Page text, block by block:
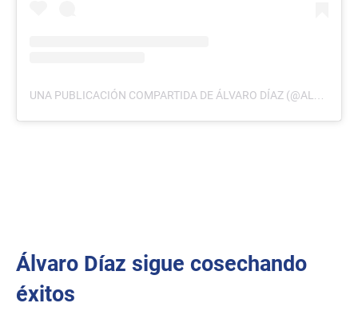
UNA PUBLICACIÓN COMPARTIDA DE ÁLVARO DÍAZ (@ALVARITODIAZ)
Álvaro Díaz sigue cosechando
éxitos